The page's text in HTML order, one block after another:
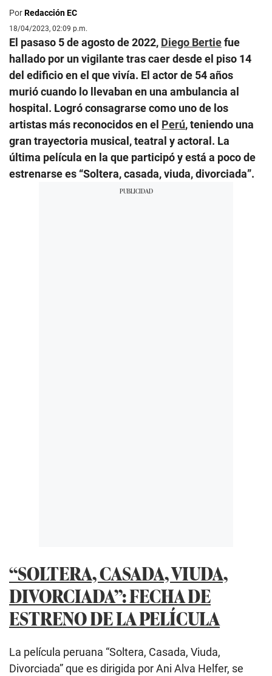
PorRedacción EC
18/04/2023, 02:09 p.m.
El pasaso 5 de agosto de 2022, Diego Bertiefue
hallado por un vigilante tras caer desde el piso 14
del edificio en el que vivía. El actor de 54 años
murió cuando lo llevaban en una ambulancia al
hospital. Logró consagrarse como uno de los
artistas más reconocidos en el Perú, teniendo una
gran trayectoria musical, teatral y actoral. La
última película en la que participó y está a poco de
estrenarse es “Soltera, casada, viuda, divorciada”.
“SOLTERA, CASADA, VIUDA,
DIVORCIADA”: FECHA DE
ESTRENO DE LA PELÍCULA
La película peruana “Soltera, Casada, Viuda,
Divorciada” que es dirigida por Ani Alva Helfer, se